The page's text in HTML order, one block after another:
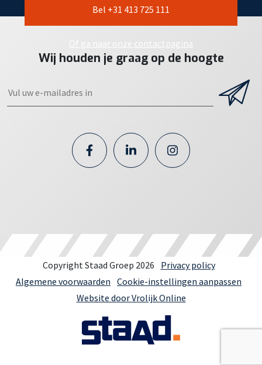
Bel +31 413 725 111
Of ga naar onze contactpagina
Wij houden je graag op de hoogte
Copyright Staad Groep 2026
Privacy policy
Algemene voorwaarden Cookie-instellingen aanpassen
Website door Vrolijk Online